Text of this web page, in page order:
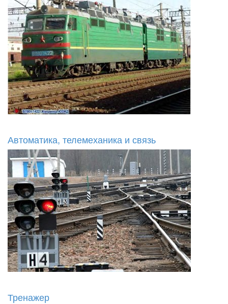
Автоматика, телемеханика и связь
Тренажер